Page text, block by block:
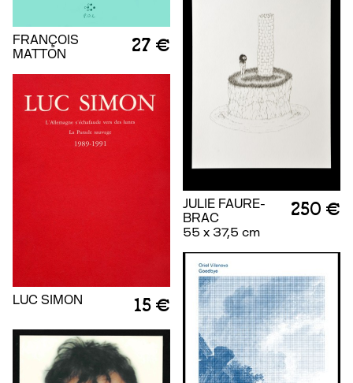
FRANÇOIS
MATTON
27 €
JULIE FAURE-
BRAC
55 x 37,5 cm
250 €
LUC SIMON 15 €